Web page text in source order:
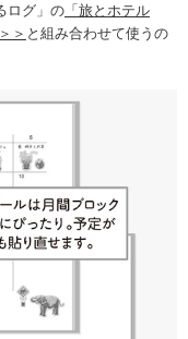
ログ」の 「旅とホテル
＞ と組み合わせて使うの